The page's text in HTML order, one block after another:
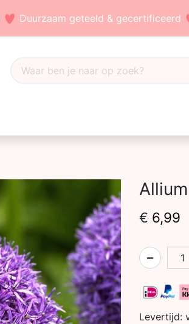
Duurzaam geteeld & gecertificeerd
€ 6,99
Levertijd: